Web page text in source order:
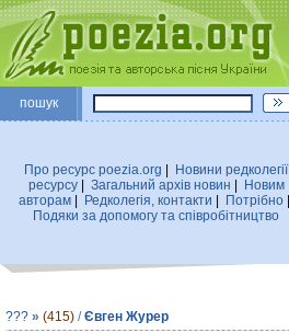
пошук
Про ресурс poezia.org
Новини редколегiї
ресурсу| Загальний архiв новин
Новим
авторам
Редколегiя, контакти Потрiбно
Подяки за допомогу та співробітництво
??? » (415) /Євген Журер